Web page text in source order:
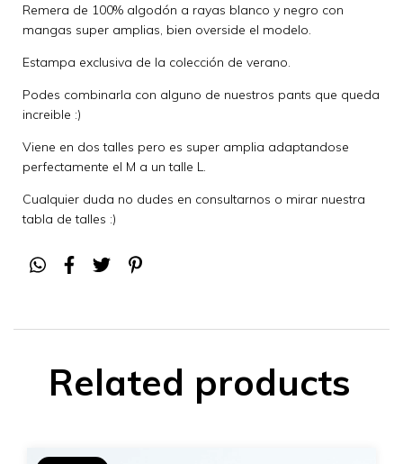
Remera de 100% algodón a rayas blanco y negro con
mangas super amplias, bien overside el modelo.
Estampa exclusiva de la colección de verano.
Podes combinarla con alguno de nuestros pants que queda
increible :)
Viene en dos talles pero es super amplia adaptandose
perfectamente el M a un talle L.
Cualquier duda no dudes en consultarnos o mirar nuestra
tabla de talles :)
Related products